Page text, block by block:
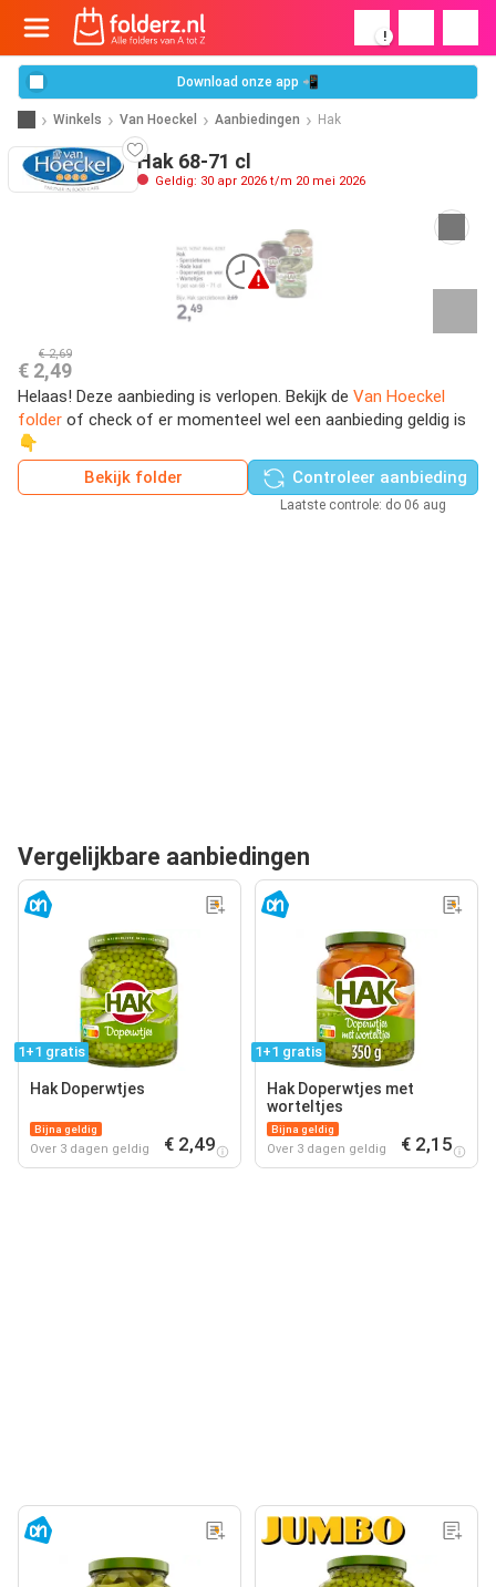
!
Download onze app 📲
Winkels Van Hoeckel Aanbiedingen Hak
Hak 68-71 cl
Geldig: 30 apr 2026 t/m 20 mei 2026
€ 2,69
€ 2,49
Helaas! Deze aanbieding is verlopen. Bekijk de Van Hoeckel
folder of check of er momenteel wel een aanbieding geldig is
👇
Bekijk folder
Controleer aanbieding
Laatste controle: do 06 aug
Vergelijkbare aanbiedingen
1+1 gratis
Hak Doperwtjes
Bijna geldig
Over 3 dagen geldig € 2,49
1+1 gratis
Hak Doperwtjes met
worteltjes
Bijna geldig
Over 3 dagen geldig € 2,15